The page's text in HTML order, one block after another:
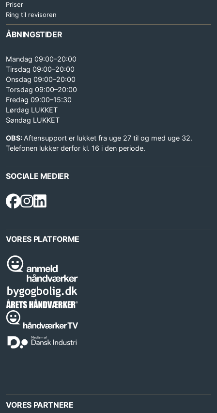
Priser
Ring til revisoren
ÅBNINGSTIDER
Mandag 09:00–20:00
Tirsdag 09:00–20:00
Onsdag 09:00–20:00
Torsdag 09:00–20:00
Fredag 09:00–15:30
Lørdag LUKKET
Søndag LUKKET
OBS: Aftensupport er lukket fra uge 27 til og med uge 32.
Telefonen lukker derfor kl. 16 i den periode.
SOCIALE MEDIER
VORES PLATFORME
VORES PARTNERE